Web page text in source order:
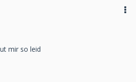
mir so leid